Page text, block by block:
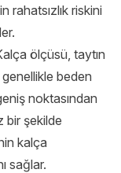
rahatsızlık riskini
ölçüsü, taytın
beden
noktasından
bir şekilde
kalça
sağlar.